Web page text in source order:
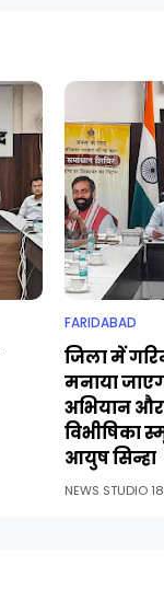
FARIDABAD
जिला में
मनाया
अभियान
विभीषिका
आयुष सिन्हा
NEWS STUDIO 18